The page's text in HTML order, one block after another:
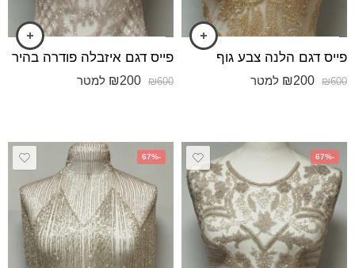
פייס דגם הלנה צבע גוף
₪600
₪200 למטר
פייס דגם איזבלה פודרה בהיר
₪600
₪200 למטר
-67%
-67%